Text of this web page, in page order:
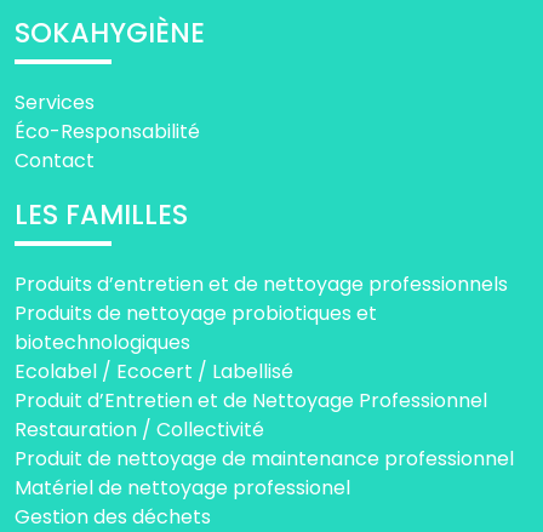
SOKAHYGIÈNE
Services
Éco-Responsabilité
Contact
LES FAMILLES
Produits d’entretien et de nettoyage professionnels
Produits de nettoyage probiotiques et
biotechnologiques
Ecolabel / Ecocert / Labellisé
Produit d’Entretien et de Nettoyage Professionnel
Restauration / Collectivité
Produit de nettoyage de maintenance professionnel
Matériel de nettoyage professionel
Gestion des déchets